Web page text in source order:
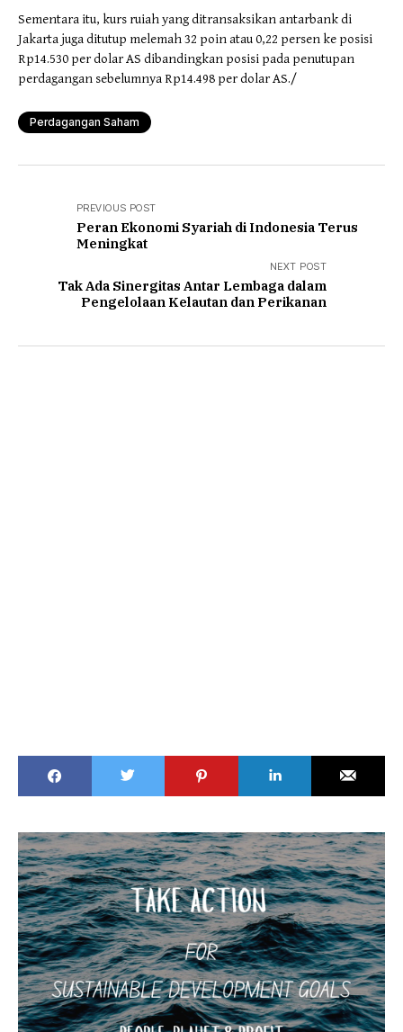
Sementara itu, kurs ruiah yang ditransaksikan antarbank di
Jakarta juga ditutup melemah 32 poin atau 0,22 persen ke posisi
Rp14.530 per dolar AS dibandingkan posisi pada penutupan
perdagangan sebelumnya Rp14.498 per dolar AS./
Perdagangan Saham
PREVIOUS POST
Peran Ekonomi Syariah di Indonesia Terus
Meningkat
NEXT POST
Tak Ada Sinergitas Antar Lembaga dalam
Pengelolaan Kelautan dan Perikanan